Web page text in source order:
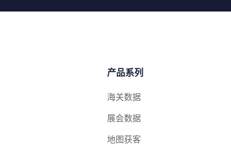
产品系列
海关数据
展会数据
地图获客